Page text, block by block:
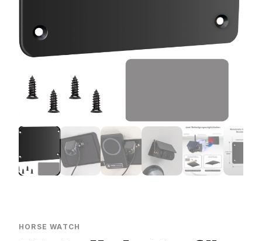
HORSE WATCH